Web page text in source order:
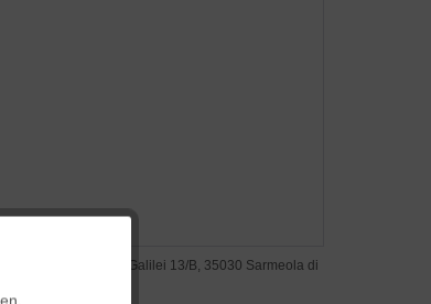
S.r.l., Via Galileo Galilei 13/B, 35030 Sarmeola di